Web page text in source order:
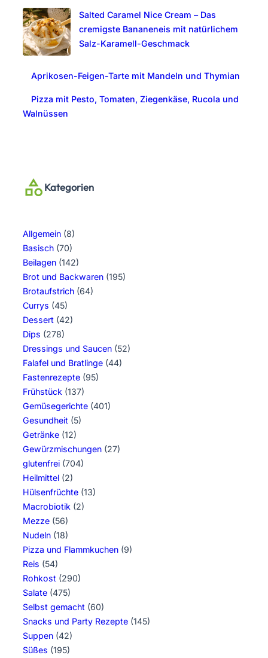
Salted Caramel Nice Cream – Das
cremigste Bananeneis mit natürlichem
Salz-Karamell-Geschmack
Aprikosen-Feigen-Tarte mit Mandeln und Thymian
Pizza mit Pesto, Tomaten, Ziegenkäse, Rucola und
Walnüssen
Kategorien
Allgemein (8)
Basisch (70)
Beilagen (142)
Brot und Backwaren (195)
Brotaufstrich (64)
Currys (45)
Dessert (42)
Dips (278)
Dressings und Saucen (52)
Falafel und Bratlinge (44)
Fastenrezepte (95)
Frühstück (137)
Gemüsegerichte (401)
Gesundheit (5)
Getränke (12)
Gewürzmischungen (27)
glutenfrei (704)
Heilmittel (2)
Hülsenfrüchte (13)
Macrobiotik (2)
Mezze (56)
Nudeln (18)
Pizza und Flammkuchen (9)
Reis (54)
Rohkost (290)
Salate (475)
Selbst gemacht (60)
Snacks und Party Rezepte (145)
Suppen (42)
Süßes (195)